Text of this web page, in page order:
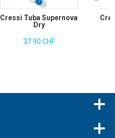
Cressi Tuba Supernova
Dry
37.90 CHF